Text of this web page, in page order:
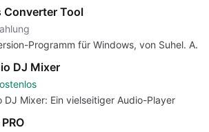
Converter Tool
Programm für Windows, von Suhel. A.
DJ Mixer
DJ Mixer: Ein vielseitiger Audio-Player